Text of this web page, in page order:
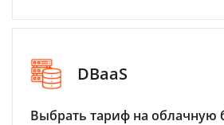
DBaaS
Выбрать тариф на облачную